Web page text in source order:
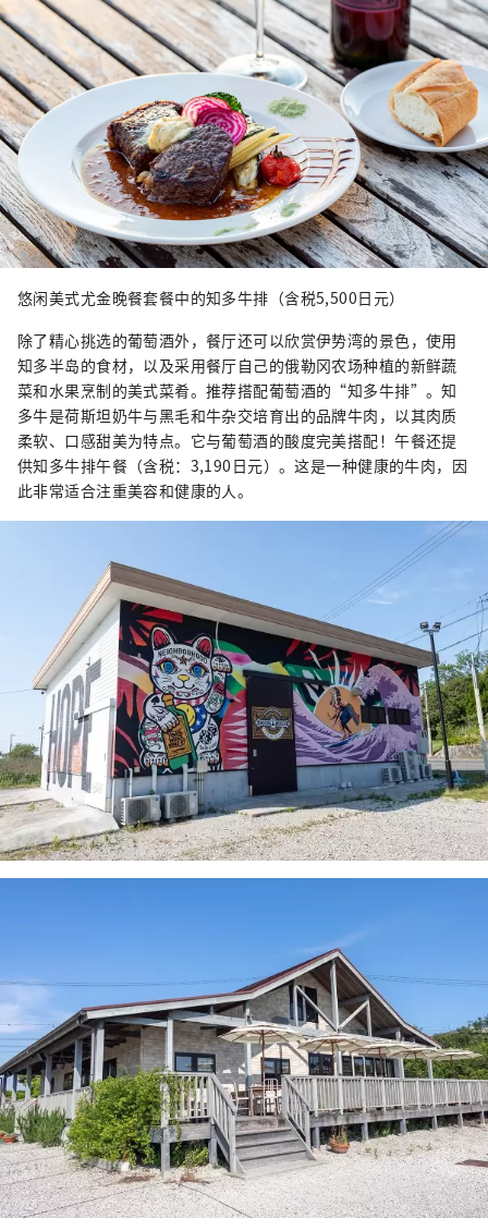
悠闲美式尤金晚餐套餐中的知多牛排（含税5,500日元）
除了精心挑选的葡萄酒外，餐厅还可以欣赏伊势湾的景色，使用
知多半岛的食材，以及采用餐厅自己的俄勒冈农场种植的新鲜蔬
菜和水果烹制的美式菜肴。推荐搭配葡萄酒的“知多牛排”。知
多牛是荷斯坦奶牛与黑毛和牛杂交培育出的品牌牛肉，以其肉质
柔软、口感甜美为特点。它与葡萄酒的酸度完美搭配！午餐还提
供知多牛排午餐（含税：3,190日元）。这是一种健康的牛肉，因
此非常适合注重美容和健康的人。